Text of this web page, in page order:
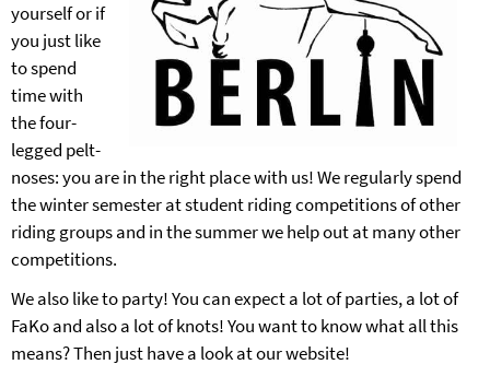
yourself or if
you just like
to spend
time with
the four-
legged pelt-
noses: you are in the right place with us! We regularly spend
the winter semester at student riding competitions of other
riding groups and in the summer we help out at many other
competitions.
We also like to party! You can expect a lot of parties, a lot of
FaKo and also a lot of knots! You want to know what all this
means? Then just have a look at our website!